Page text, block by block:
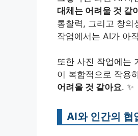
대체는 어려울 것 같
통찰력, 그리고 창의
작업에서는 AI가 아
또한 사진 작업에는
이 복합적으로 작용
어려울 것 같아요. ✨
AI와 인간의 협